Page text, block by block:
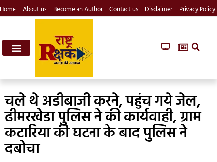
Home About us Become an Author Contact us Disclaimer Privacy Policy
चले थे अडीबाजी करने, पहुंच गये जेल,
ढीमरखेडा पुलिस ने की कार्यवाही, ग्राम
कटारिया की घटना के बाद पुलिस ने
दबोचा